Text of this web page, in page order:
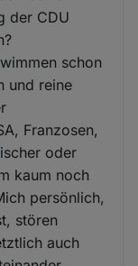
der CDU
schon
und reine
Franzosen,
oder
kaum noch
persönlich,
stören
auch